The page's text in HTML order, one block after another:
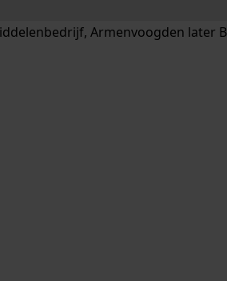
Armenvoogden later